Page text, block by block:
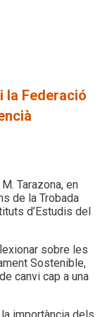
la Federació
Tarazona, en
de la Trobada
d’Estudis del
sobre les
Sostenible,
canvi cap a una
importància dels